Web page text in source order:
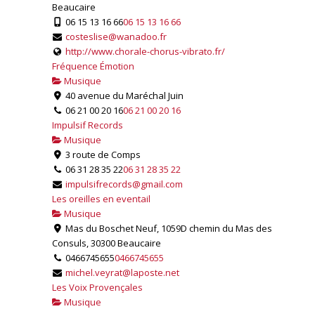
Beaucaire
06 15 13 16 6606 15 13 16 66
costeslise@wanadoo.fr
http://www.chorale-chorus-vibrato.fr/
Fréquence Émotion
Musique
40 avenue du Maréchal Juin
06 21 00 20 1606 21 00 20 16
Impulsif Records
Musique
3 route de Comps
06 31 28 35 2206 31 28 35 22
impulsifrecords@gmail.com
Les oreilles en eventail
Musique
Mas du Boschet Neuf, 1059D chemin du Mas des
Consuls, 30300 Beaucaire
04667456550466745655
michel.veyrat@laposte.net
Les Voix Provençales
Musique